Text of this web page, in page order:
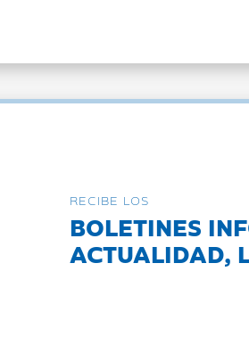
RECIBE LOS
BOLETINES
ACTUALIDAD,